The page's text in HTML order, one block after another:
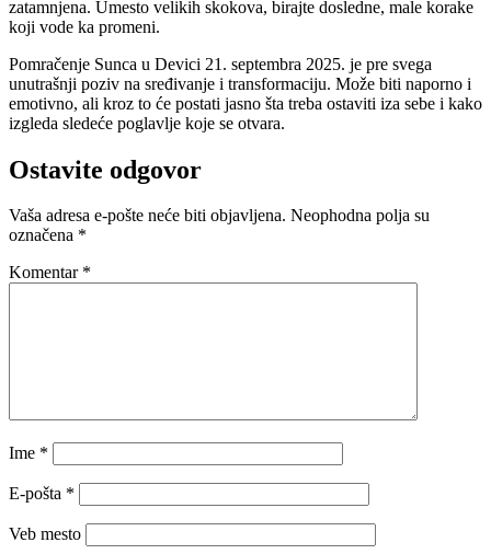
zatamnjena. Umesto velikih skokova, birajte dosledne, male korake
koji vode ka promeni.
Pomračenje Sunca u Devici 21. septembra 2025. je pre svega
unutrašnji poziv na sređivanje i transformaciju. Može biti naporno i
emotivno, ali kroz to će postati jasno šta treba ostaviti iza sebe i kako
izgleda sledeće poglavlje koje se otvara.
Ostavite odgovor
Vaša adresa e-pošte neće biti objavljena. Neophodna polja su
označena *
Komentar *
Ime *
E-pošta *
Veb mesto